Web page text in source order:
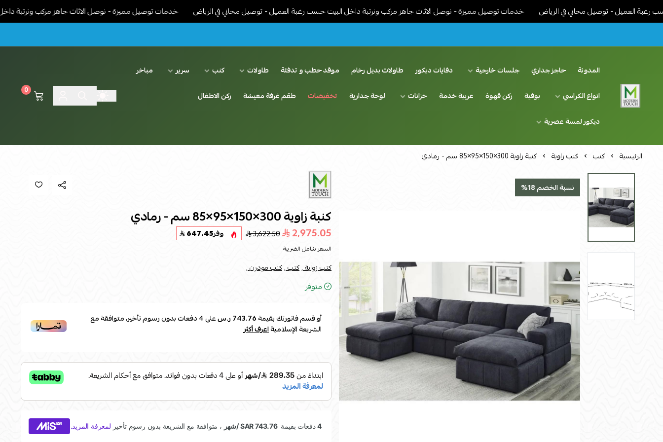
- توصيل مجاني في الرياض خدمات توصيل مميزة - نوصل الاثاث جاهز مركب ونرتبة داخل البيت حسب رغبة العميل - توصيل مجاني في الرياض خدمات توصيل مميزة - نوصل الاثاث جاهز مركب ونرتبة داخل البيت
اثاث مودرن لمسة عصرية
المدونة حاجز جداري جلسات خارجية دفايات ديكور طاولات بديل رخام موقد حطب و تدفئة طاولات كنب سرير
مباخر
انواع الكراسي
بوفية ركن قهوة عربية خدمة خزانات لوحة جدارية تخفيضات طقم غرفة معيشة
ركن الاطفال
ديكور لمسة عصرية
0
الرئيسية كنب كنب زاوية كنبة زاوية 300×150×95×85 سم - رمادي
نسبة الخصم 18%
كنبة زاوية 300×150×95×85 سم - رمادي
2,975.05
3,622.50 وفر647.45
السعر شامل الضريبة
كنب زواية ,كنب ,كنب مودرن ,
متوفر
أو قسم فاتورتك بقيمة743.76 ر.س على4دفعات بدون رسوم تأخير، متوافقة مع
الشريعة الإسلاميةاعرف أكثر